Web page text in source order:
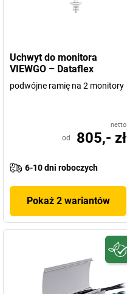
Uchwyt do monitora
VIEWGO – Dataflex
podwójne ramię na 2 monitory
netto
od 805,- zł
6-10 dni roboczych
Pokaż 2 wariantów